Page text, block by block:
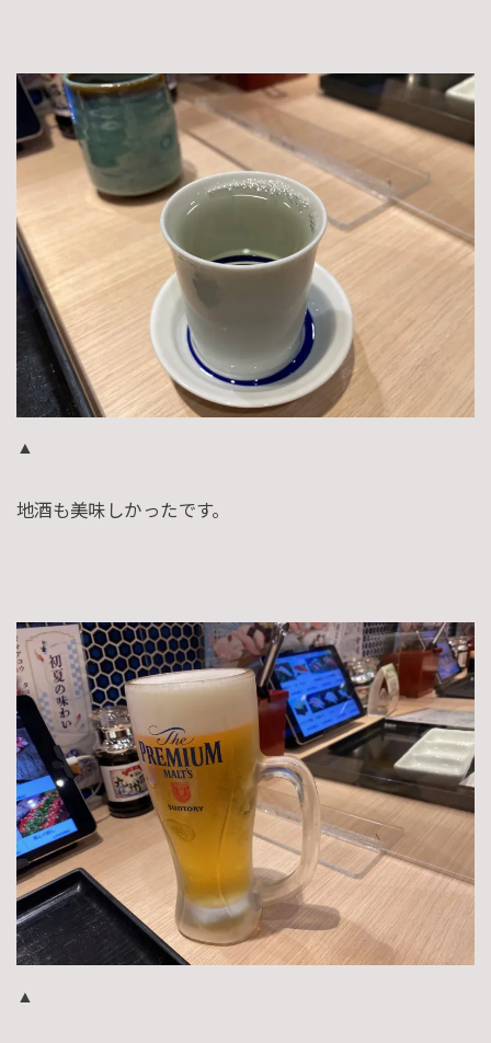
▲
地酒も美味しかったです。
▲